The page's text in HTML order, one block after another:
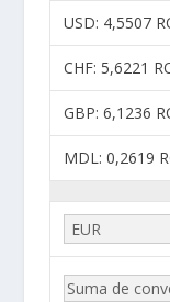
USD: 4,5507
CHF: 5,6221
GBP: 6,1236
MDL: 0,2619